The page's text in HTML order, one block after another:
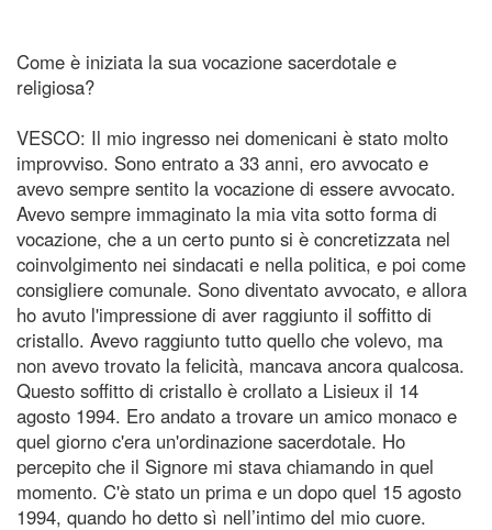
Come è iniziata la sua vocazione sacerdotale e
religiosa?
VESCO: Il mio ingresso nei domenicani è stato molto
improvviso. Sono entrato a 33 anni, ero avvocato e
avevo sempre sentito la vocazione di essere avvocato.
Avevo sempre immaginato la mia vita sotto forma di
vocazione, che a un certo punto si è concretizzata nel
coinvolgimento nei sindacati e nella politica, e poi come
consigliere comunale. Sono diventato avvocato, e allora
ho avuto l'impressione di aver raggiunto il soffitto di
cristallo. Avevo raggiunto tutto quello che volevo, ma
non avevo trovato la felicità, mancava ancora qualcosa.
Questo soffitto di cristallo è crollato a Lisieux il 14
agosto 1994. Ero andato a trovare un amico monaco e
quel giorno c'era un'ordinazione sacerdotale. Ho
percepito che il Signore mi stava chiamando in quel
momento. C'è stato un prima e un dopo quel 15 agosto
1994, quando ho detto sì nell’intimo del mio cuore.